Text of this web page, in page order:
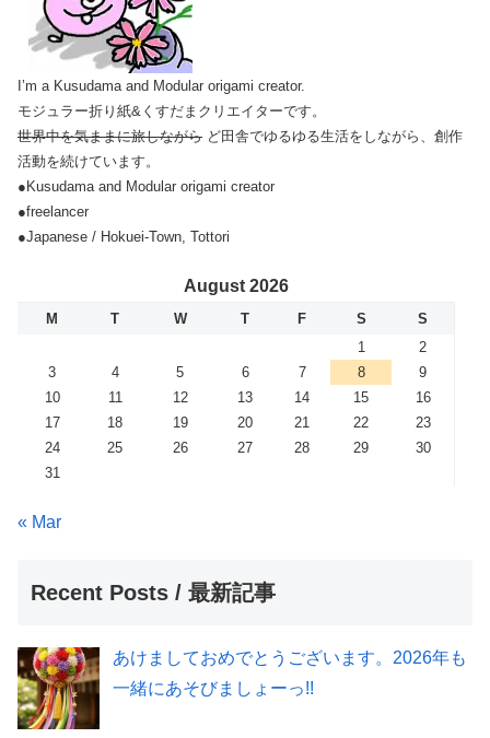
I’m a Kusudama and Modular origami creator.
モジュラー折り紙&くすだまクリエイターです。
世界中を気ままに旅しながら ど田舎でゆるゆる生活をしながら、創作
活動を続けています。
●Kusudama and Modular origami creator
●freelancer
●Japanese / Hokuei-Town, Tottori
August 2026
M T W T F S
S
1
2
3
4 5 6 7 8
9
10
11 12 13 14 15
16
17
18 19 20 21 22
23
24
25 26 27 28 29
30
31
« Mar
Recent Posts / 最新記事
あけましておめでとうございます。2026年も
一緒にあそびましょーっ!!